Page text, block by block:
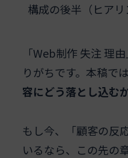
構成の後半（ヒア
「Web制作 失注 理
りがちです。本稿では
容にどう落とし込む
もし今、「顧客の反
いるなら、この先の